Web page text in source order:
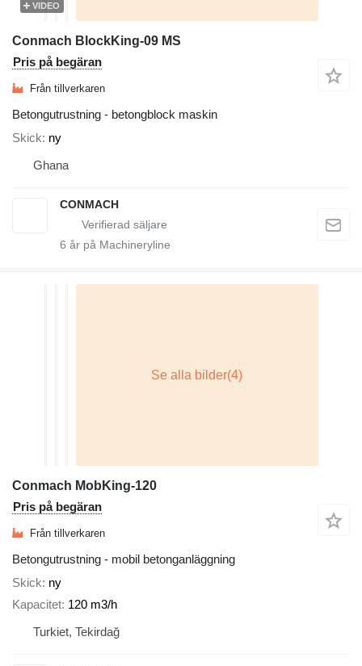
VIDEO
Conmach BlockKing-09 MS
Pris på begäran
Från tillverkaren
Betongutrustning - betongblock maskin
Skick ny
Ghana
CONMACH
6 år på Machineryline
Conmach MobKing-120
Pris på begäran
Från tillverkaren
Betongutrustning - mobil betonganläggning
Skick ny
Kapacitet 120 m3/h
Turkiet, Tekirdağ